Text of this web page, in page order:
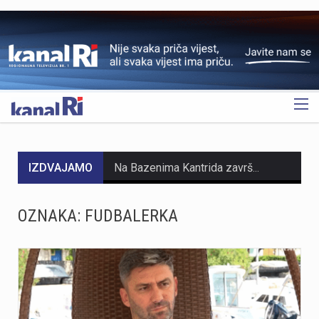
OGLAS
IZDVAJAMO
Noćas, 7. Kolovoza u 1 sat i 20 minuta Seizmološka služba zabilježila je umjeren potres s epicentrom 11 km jugoistočno od Novog Vinodolskog. Magnituda potresa iznosila je 3.5 po Richteru, a intenzitet u epicentru iznosio je IV-V stupnja EMS ljestvice. Za sada nema informacija o materijalnoj šteti. Podrhtavanje su osjetili i građani na širem području Crikvenice, Krka i Senja
HMNK Rijeka započeo je prodaju članskih iskaznica i sezonskih pretplata za novu futsal sezonu, koja će biti otvorena velikim derbijem protiv Hajduka u Sportskoj dvorani Zamet.Kupnja sezonske pretplate moguća je isključivo za članove kluba. Cijena pretplate iznosi 90 eura, dok djeca do 15 godina i osobe starije od 65 godina mogu svoju pretplatu kupiti po povlaštenoj cijeni od 45 eura.Sva mjesta u dvorani bit će numerirana, pa će svaki navijač prilikom kupnje odabrati svoje mjesto koje će ga čekati tijekom cijele sezone.Najmlađi navijači također imaju poseban razlog za dolazak u Zamet. Djeca do 10 godina imat će besplatan ulaz u posebno organiziran dječji sektor, osmišljen kako bi i oni mogli uživati u vrhunskom futsalu u sigurnom i prilagođenom okruženju.Nova sezona donosi i novo natjecanje - Liga kup, zbog čega u klubu očekuju najmanje 15 domaćih utakmica. To znači da će vlasnici sezonskih pretplata svaku utakmicu pratiti po cijeni od samo šest eura, odnosno tri eura za djecu i osobe starije od 65 godina, uz mogućnost da taj iznos bude i manji ako Rijeka izbori dodatne domaće susrete.Sezonske pretplate mogu se kupiti isključivo putem platforme Ticket4You. Digitalna ulaznica bit će dostavljena na e-mail adresu kupca, dok će fizičku člansku iskaznicu navijači…
OZNAKA: FUDBALERKA